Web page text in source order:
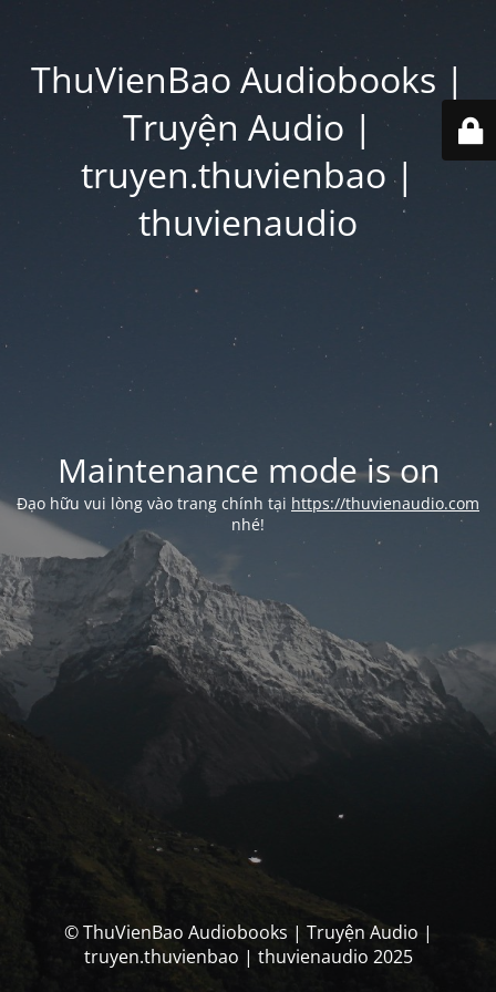
ThuVienBao Audiobooks |
Truyện Audio |
truyen.thuvienbao |
thuvienaudio
Maintenance mode is on
Đạo hữu vui lòng vào trang chính tại https://thuvienaudio.com
nhé!
© ThuVienBao Audiobooks | Truyện Audio |
truyen.thuvienbao | thuvienaudio 2025